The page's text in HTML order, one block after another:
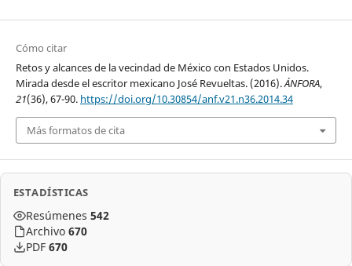
Cómo citar
Retos y alcances de la vecindad de México con Estados Unidos.
Mirada desde el escritor mexicano José Revueltas. (2016).ÁNFORA,
21(36), 67-90. https://doi.org/10.30854/anf.v21.n36.2014.34
Más formatos de cita
ESTADÍSTICAS
Resúmenes 542
Archivo 670
PDF 670